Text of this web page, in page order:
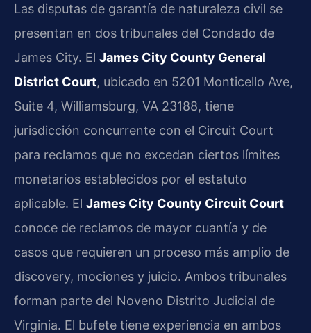
Las disputas de garantía de naturaleza civil se
presentan en dos tribunales del Condado de
James City. El James City County General
District Court, ubicado en 5201 Monticello Ave,
Suite 4, Williamsburg, VA 23188, tiene
jurisdicción concurrente con el Circuit Court
para reclamos que no excedan ciertos límites
monetarios establecidos por el estatuto
aplicable. El James City County Circuit Court
conoce de reclamos de mayor cuantía y de
casos que requieren un proceso más amplio de
discovery, mociones y juicio. Ambos tribunales
forman parte del Noveno Distrito Judicial de
Virginia. El bufete tiene experiencia en ambos